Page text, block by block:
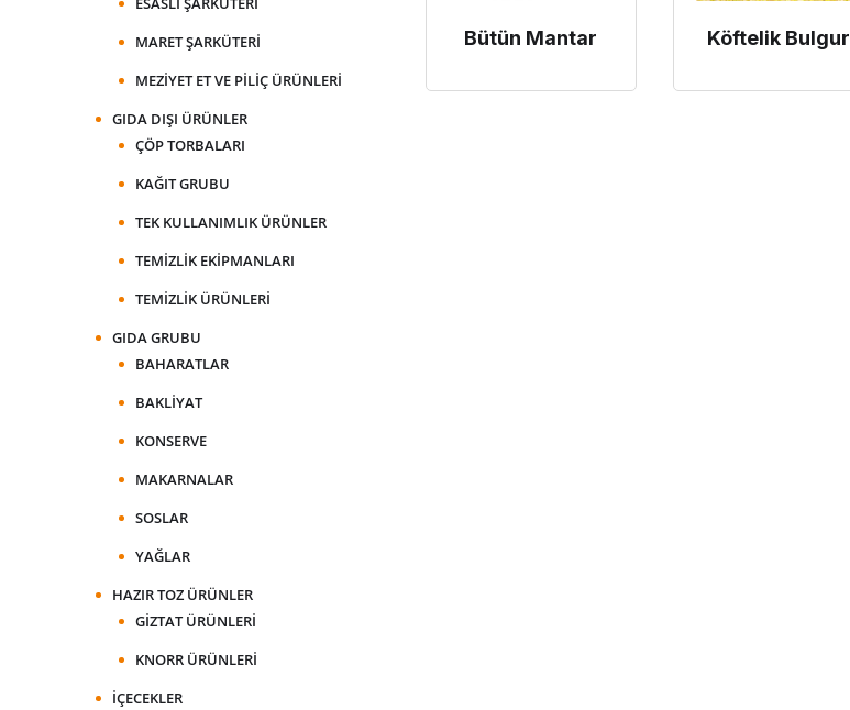
Bütün Mantar Köftelik Bulgur
MARET ŞARKÜTERI
MEZIYET ET VE PILIÇ ÜRÜNLERI
GIDA DIŞI ÜRÜNLER
ÇÖP TORBALARI
KAĞIT GRUBU
TEK KULLANIMLIK ÜRÜNLER
TEMIZLIK EKIPMANLARI
TEMIZLIK ÜRÜNLERI
GIDA GRUBU
BAHARATLAR
BAKLIYAT
KONSERVE
MAKARNALAR
SOSLAR
YAĞLAR
HAZIR TOZ ÜRÜNLER
GIZTAT ÜRÜNLERI
KNORR ÜRÜNLERI
İÇECEKLER